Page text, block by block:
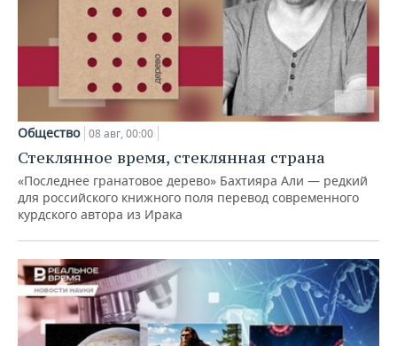
Общество 08 авг, 00:00
Стеклянное время, стеклянная страна
«Последнее гранатовое дерево» Бахтияра Али — редкий
для российского книжного поля перевод современного
курдского автора из Ирака